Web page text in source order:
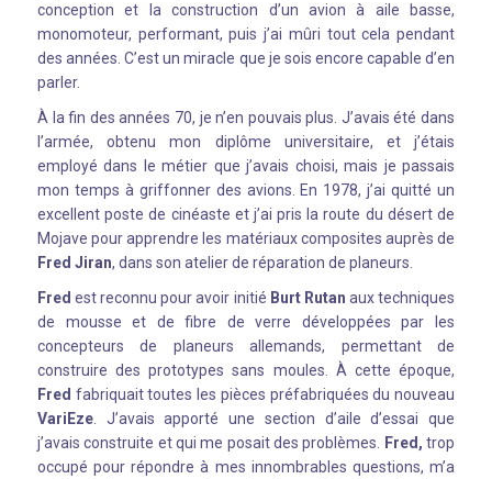
conception et la construction d’un avion à aile basse,
monomoteur, performant, puis j’ai mûri tout cela pendant
des années. C’est un miracle que je sois encore capable d’en
parler.
À la fin des années 70, je n’en pouvais plus. J’avais été dans
l’armée, obtenu mon diplôme universitaire, et j’étais
employé dans le métier que j’avais choisi, mais je passais
mon temps à griffonner des avions. En 1978, j’ai quitté un
excellent poste de cinéaste et j’ai pris la route du désert de
Mojave pour apprendre les matériaux composites auprès de
Fred Jiran, dans son atelier de réparation de planeurs.
Fred est reconnu pour avoir initié Burt Rutan aux techniques
de mousse et de fibre de verre développées par les
concepteurs de planeurs allemands, permettant de
construire des prototypes sans moules. À cette époque,
Fred fabriquait toutes les pièces préfabriquées du nouveau
VariEze. J’avais apporté une section d’aile d’essai que
j’avais construite et qui me posait des problèmes. Fred, trop
occupé pour répondre à mes innombrables questions, m’a